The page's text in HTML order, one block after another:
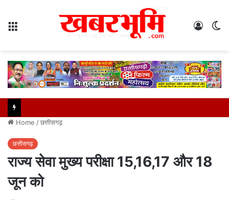
Log
Home /छत्तीसगढ़
छत्तीसगढ़
राज्य सेवा मुख्य परीक्षा 15,16,17 और 18
जून को